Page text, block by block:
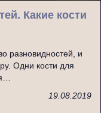
Какие кости
разновидностей, и
Одни кости для
19.08.2019